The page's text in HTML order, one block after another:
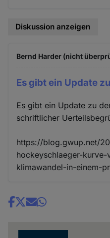
Diskussion anzeigen
Bernd Harder (nicht
Es gibt ein Update
Es gibt ein Update zu
schriftlicher
https://blog.gwup.net/
hockeyschlaeger-
klimawandel-in-einem-
Share